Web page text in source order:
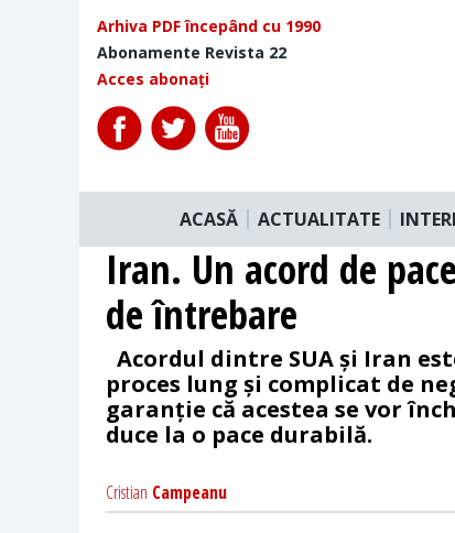
Arhiva PDF începând cu 1990
Abonamente Revista 22
Acces abonați
ACASĂ ACTUALITATE
Iran. Un acord de
de întrebare
Acordul dintre SUA și Iran
proces lung și complicat de
garanție că acestea se vor
duce la o pace durabilă.
Cristian Campeanu